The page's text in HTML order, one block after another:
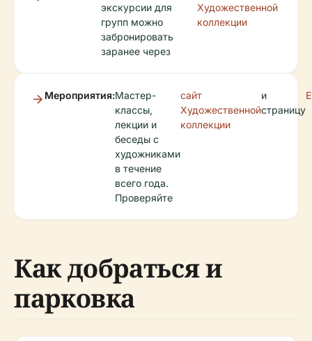
экскурсии для
групп можно
забронировать
заранее через
Художественной
коллекции
Мероприятия:Мастер-
классы,
лекции и
беседы с
художниками
в течение
всего года.
Проверяйте
сайт
Художественной
коллекции
и
страницу
Как добраться и
парковка